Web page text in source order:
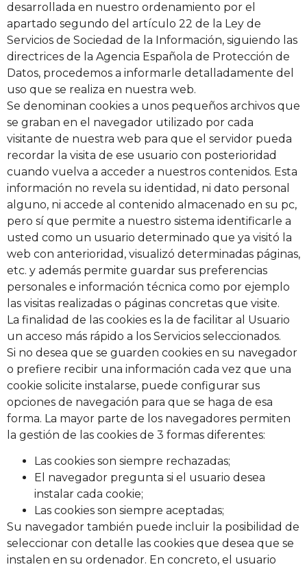
desarrollada en nuestro ordenamiento por el
apartado segundo del artículo 22 de la Ley de
Servicios de Sociedad de la Información, siguiendo las
directrices de la Agencia Española de Protección de
Datos, procedemos a informarle detalladamente del
uso que se realiza en nuestra web.
Se denominan cookies a unos pequeños archivos que
se graban en el navegador utilizado por cada
visitante de nuestra web para que el servidor pueda
recordar la visita de ese usuario con posterioridad
cuando vuelva a acceder a nuestros contenidos. Esta
información no revela su identidad, ni dato personal
alguno, ni accede al contenido almacenado en su pc,
pero sí que permite a nuestro sistema identificarle a
usted como un usuario determinado que ya visitó la
web con anterioridad, visualizó determinadas páginas,
etc. y además permite guardar sus preferencias
personales e información técnica como por ejemplo
las visitas realizadas o páginas concretas que visite.
La finalidad de las cookies es la de facilitar al Usuario
un acceso más rápido a los Servicios seleccionados.
Si no desea que se guarden cookies en su navegador
o prefiere recibir una información cada vez que una
cookie solicite instalarse, puede configurar sus
opciones de navegación para que se haga de esa
forma. La mayor parte de los navegadores permiten
la gestión de las cookies de 3 formas diferentes:
Las cookies son siempre rechazadas;
El navegador pregunta si el usuario desea
instalar cada cookie;
Las cookies son siempre aceptadas;
Su navegador también puede incluir la posibilidad de
seleccionar con detalle las cookies que desea que se
instalen en su ordenador. En concreto, el usuario